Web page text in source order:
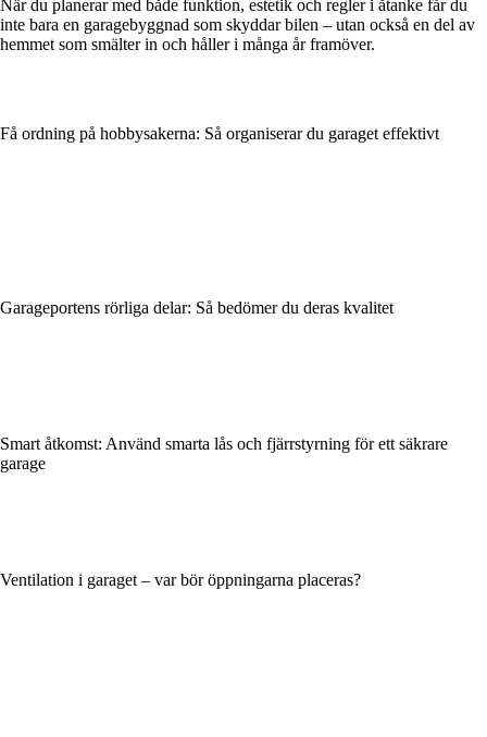
När du planerar med både funktion, estetik och regler i åtanke får du
inte bara en garagebyggnad som skyddar bilen – utan också en del av
hemmet som smälter in och håller i många år framöver.
Få ordning på hobbysakerna: Så organiserar du garaget effektivt
Garageportens rörliga delar: Så bedömer du deras kvalitet
Smart åtkomst: Använd smarta lås och fjärrstyrning för ett säkrare
garage
Ventilation i garaget – var bör öppningarna placeras?